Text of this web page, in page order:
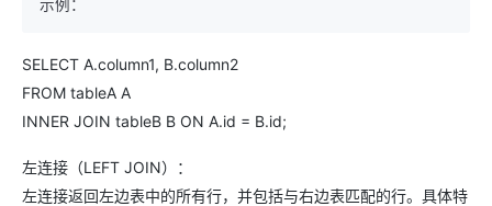
SELECT A.column1, B.column2
FROM tableA A
INNER JOIN tableB B ON A.id = B.id;
左连接（LEFT JOIN）：
左连接返回左边表中的所有行，并包括与右边表匹配的行。具体特